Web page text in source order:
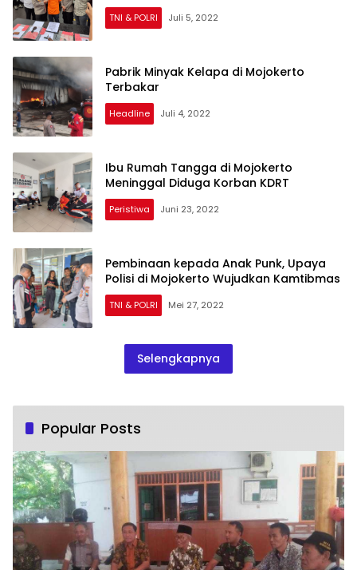
TNI & POLRI Juli 5, 2022
Pabrik Minyak Kelapa di Mojokerto
Terbakar
Headline Juli 4, 2022
Ibu Rumah Tangga di Mojokerto
Meninggal Diduga Korban KDRT
Peristiwa Juni 23, 2022
Pembinaan kepada Anak Punk, Upaya
Polisi di Mojokerto Wujudkan Kamtibmas
TNI & POLRI Mei 27, 2022
Selengkapnya
Popular Posts